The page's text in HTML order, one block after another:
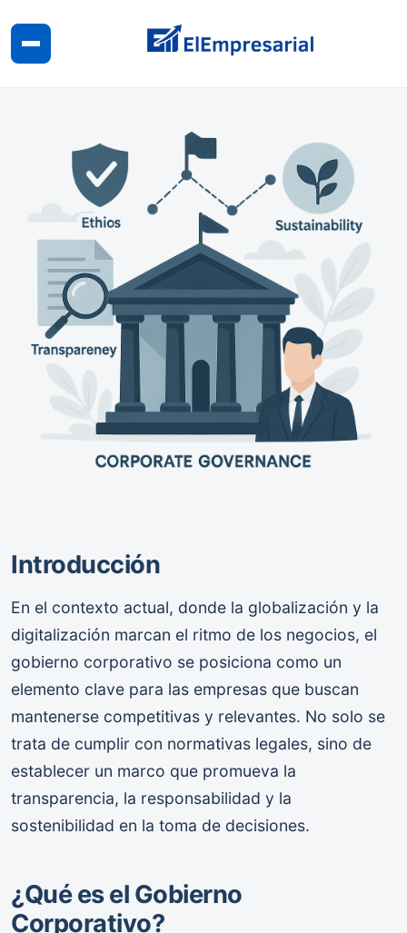
Introducción
En el contexto actual, donde la globalización y la
digitalización marcan el ritmo de los negocios, el
gobierno corporativo se posiciona como un
elemento clave para las empresas que buscan
mantenerse competitivas y relevantes. No solo se
trata de cumplir con normativas legales, sino de
establecer un marco que promueva la
transparencia, la responsabilidad y la
sostenibilidad en la toma de decisiones.
¿Qué es el Gobierno
Corporativo?